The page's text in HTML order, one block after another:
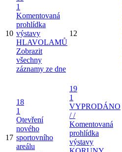
10
1
Komentovaná
prohlídka
výstavy
HLAVOLAMŮ
Zobrazit
všechny
záznamy ze dne
12
17
18
1
Otevření
nového
sportovního
areálu
19
1
VYPRODÁNO
/ /
Komentovaná
prohlídka
výstavy